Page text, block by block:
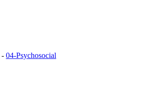
- 04-Psychosocial